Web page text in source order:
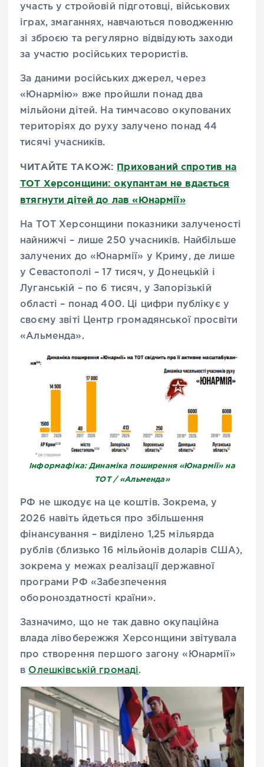
участь у стройовій підготовці, військових
іграх, змаганнях, навчаються поводженню
зі зброєю та регулярно відвідують заходи
за участю російських терористів.
За даними російських джерел, через
«Юнармію» вже пройшли понад два
мільйони дітей. На тимчасово окупованих
територіях до руху залучено понад 44
тисячі учасників.
ЧИТАЙТЕ ТАКОЖ: Прихований спротив на
ТОТ Херсонщини: окупантам не вдається
втягнути дітей до лав «Юнармії»
На ТОТ Херсонщини показники залученості
найнижчі – лише 250 учасників. Найбільше
залучених до «Юнармії» у Криму, де лише
у Севастополі – 17 тисяч, у Донецькій і
Луганській – по 6 тисяч, у Запорізькій
області – понад 400. Ці цифри публікує у
своєму звіті Центр громадянської просвіти
«Альменда».
Інформафіка: Динаміка поширення «Юнармії» на
ТОТ / «Альменда»
РФ не шкодує на це коштів. Зокрема, у
2026 навіть йдеться про збільшення
фінансування – виділено 1,25 мільярда
рублів (близько 16 мільйонів доларів США),
зокрема у межах реалізації державної
програми РФ «Забезпечення
обороноздатності країни».
Зазначимо, що не так давно окупаційна
влада лівобережжя Херсонщини звітувала
про створення першого загону «Юнармії»
в Олешківській громаді.